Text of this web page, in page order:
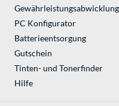
Gewährleistungsabwicklung
PC Konfigurator
Batterieentsorgung
Gutschein
Tinten- und Tonerfinder
Hilfe